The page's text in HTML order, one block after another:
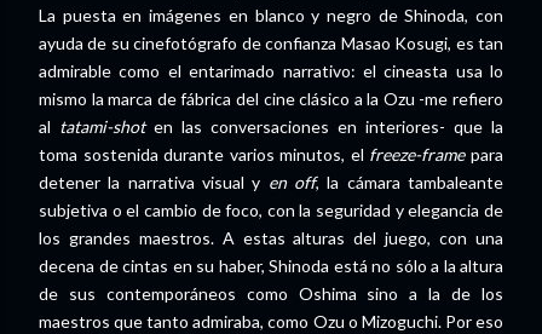
La puesta en imágenes en blanco y negro de Shinoda, con
ayuda de su cinefotógrafo de confianza Masao Kosugi, es tan
admirable como el entarimado narrativo: el cineasta usa lo
mismo la marca de fábrica del cine clásico a la Ozu -me refiero
al tatami-shoten las conversaciones en interiores- que la
toma sostenida durante varios minutos, el freeze-framepara
detener la narrativa visual y en off, la cámara tambaleante
subjetiva o el cambio de foco, con la seguridad y elegancia de
los grandes maestros. A estas alturas del juego, con una
decena de cintas en su haber, Shinoda está no sólo a la altura
de sus contemporáneos como Oshima sino a la de los
maestros que tanto admiraba, como Ozu o Mizoguchi. Por eso